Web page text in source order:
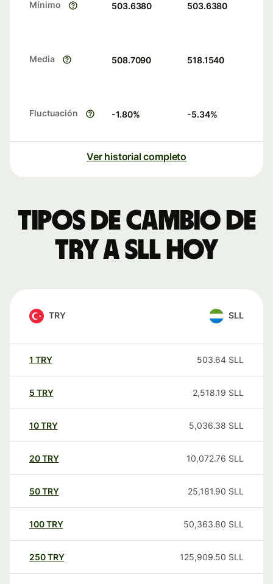
Mínimo 503.6380 503.6380
Media 508.7090 518.1540
Fluctuación -1.80% -5.34%
Ver historial completo
Tipos de cambio de
TRY a SLL hoy
TRY SLL
1 TRY 503.64 SLL
5 TRY 2,518.19 SLL
10TRY 5,036.38 SLL
20TRY 10,072.76 SLL
50TRY 25,181.90 SLL
100TRY 50,363.80 SLL
250TRY 125,909.50 SLL